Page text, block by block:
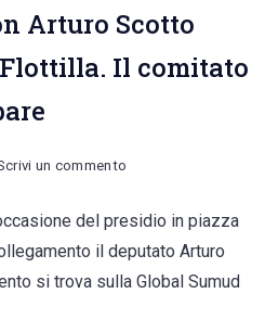
Arturo Scotto
Il comitato
un commento
XX
Settembre,
del presidio in piazza
il deputato Arturo
si trova sulla Global Sumud